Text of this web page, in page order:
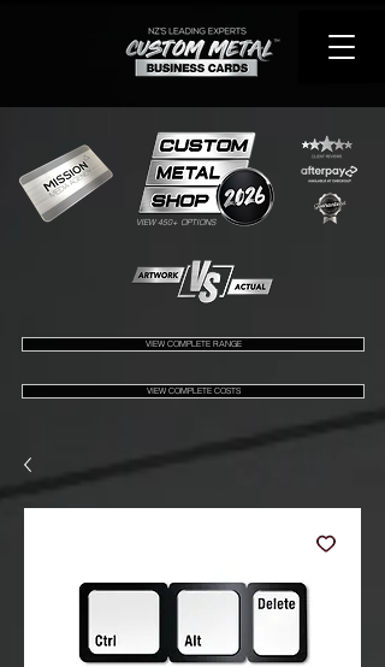
VIEW 450+ OPTIONS
VIEW COMPLETE RANGE
VIEW COMPLETE COSTS